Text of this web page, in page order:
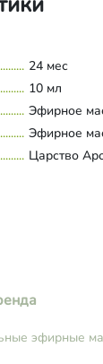
24 мес
10 мл
Эфирное
Эфирное
Царство
эфирные